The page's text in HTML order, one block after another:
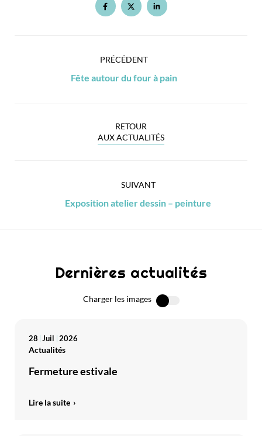
PRÉCÉDENT
Fête autour du four à pain
RETOUR
AUX ACTUALITÉS
SUIVANT
Exposition atelier dessin – peinture
Dernières actualités
Charger les images
28 Juil 2026
Actualités
Fermeture estivale
Lire la suite